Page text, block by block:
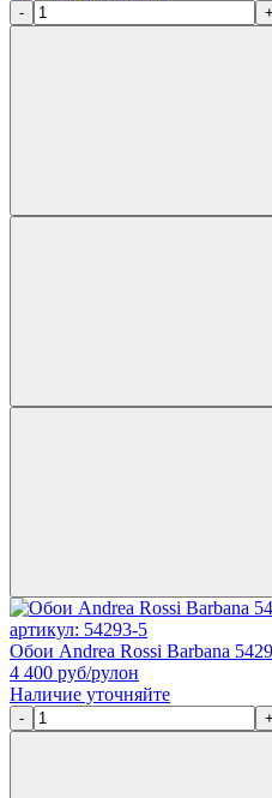
- +
артикул: 54293-5
Обои Andrea Rossi Barbana
4 400 руб/рулон
Наличие уточняйте
- +